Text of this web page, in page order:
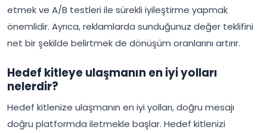
etmek ve A/B testleri ile sürekli iyileştirme yapmak
önemlidir. Ayrıca, reklamlarda sunduğunuz değer teklifini
net bir şekilde belirtmek de dönüşüm oranlarını artırır.
Hedef kitleye ulaşmanın en iyi yolları
nelerdir?
Hedef kitlenize ulaşmanın en iyi yolları, doğru mesajı
doğru platformda iletmekle başlar. Hedef kitlenizi